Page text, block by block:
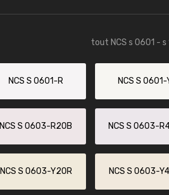
tout NCS s 0601 - s
NCS S 0601-R NCS S 0601-
NCS S 0603-R20B NCS S 0603-
NCS S 0603-Y20R NCS S 0603-